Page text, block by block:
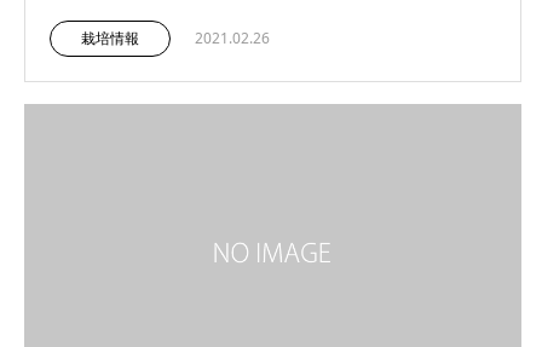
栽培情報 2021.02.26